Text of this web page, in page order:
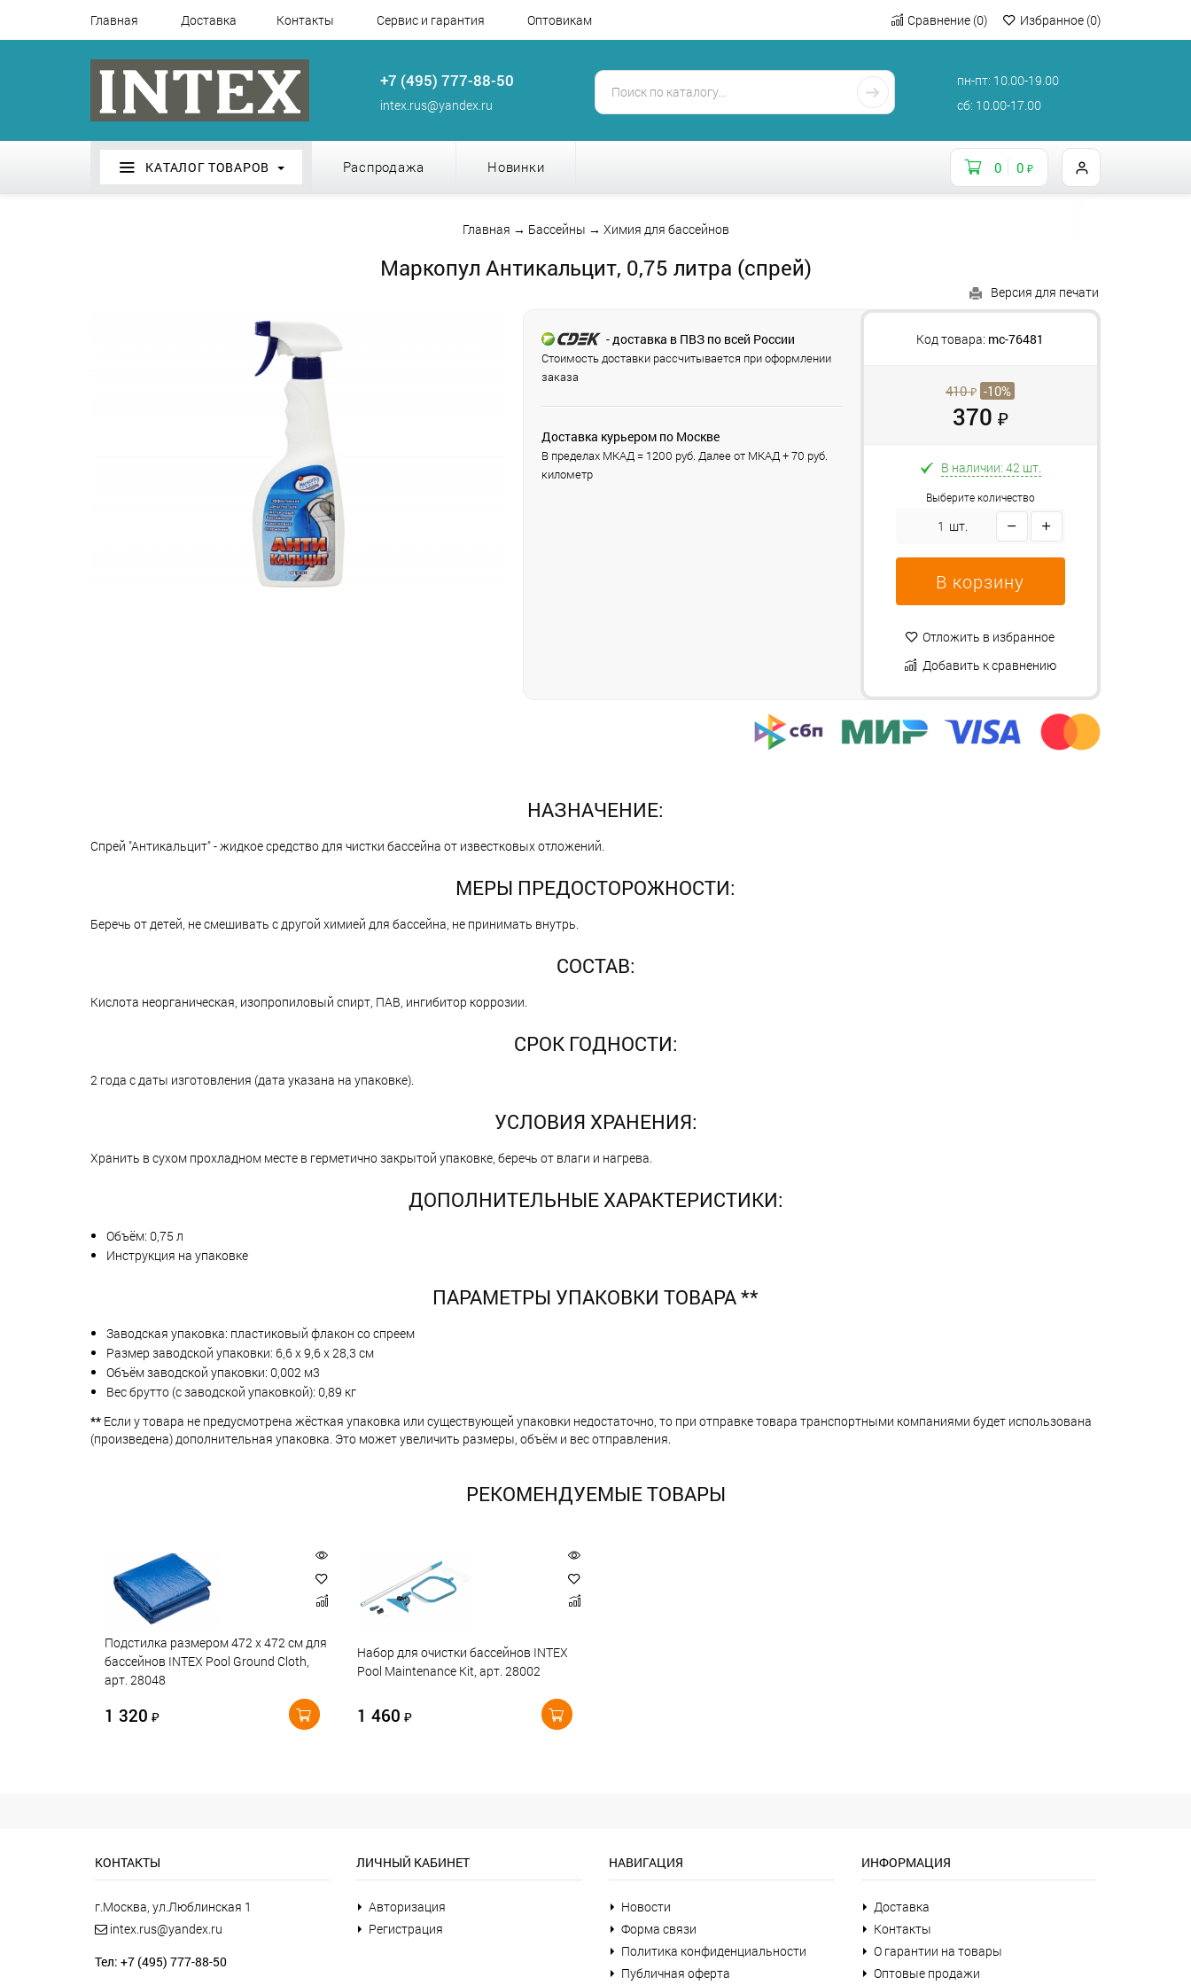
Главная Доставка Контакты Сервис и гарантия Оптовикам Сравнение (0) Избранное (0)
+7 (495) 777-88-50
intex.rus@yandex.ru
пн-пт: 10.00-19.00
сб: 10.00-17.00
КАТАЛОГ ТОВАРОВ Распродажа Новинки 0 0 ₽
Главная → Бассейны → Химия для бассейнов
Маркопул Антикальцит, 0,75 литра (спрей)
Версия для печати
Код товара: mc-76481
410 ₽ -10%
370 ₽
В наличии: 42 шт.
Выберите количество
шт.
В корзину
Отложить в избранное
Добавить к сравнению
- доставка в ПВЗ по всей России
Стоимость доставки рассчитывается при оформлении
заказа
Доставка курьером по Москве
В пределах МКАД = 1200 руб. Далее от МКАД + 70 руб.
километр
НАЗНАЧЕНИЕ:
Спрей "Антикальцит" - жидкое средство для чистки бассейна от известковых отложений.
МЕРЫ ПРЕДОСТОРОЖНОСТИ:
Беречь от детей, не смешивать с другой химией для бассейна, не принимать внутрь.
СОСТАВ:
Кислота неорганическая, изопропиловый спирт, ПАВ, ингибитор коррозии.
СРОК ГОДНОСТИ:
2 года с даты изготовления (дата указана на упаковке).
УСЛОВИЯ ХРАНЕНИЯ:
Хранить в сухом прохладном месте в герметично закрытой упаковке, беречь от влаги и нагрева.
ДОПОЛНИТЕЛЬНЫЕ ХАРАКТЕРИСТИКИ:
Объём: 0,75 л
Инструкция на упаковке
ПАРАМЕТРЫ УПАКОВКИ ТОВАРА **
Заводская упаковка: пластиковый флакон со спреем
Размер заводской упаковки: 6,6 х 9,6 х 28,3 см
Объём заводской упаковки: 0,002 м3
Вес брутто (с заводской упаковкой): 0,89 кг
** Если у товара не предусмотрена жёсткая упаковка или существующей упаковки недостаточно, то при отправке товара транспортными компаниями будет использована
(произведена) дополнительная упаковка. Это может увеличить размеры, объём и вес отправления.
РЕКОМЕНДУЕМЫЕ ТОВАРЫ
Подстилка размером 472 х 472 см для
бассейнов INTEX Pool Ground Cloth,
арт. 28048
1 320 ₽
Набор для очистки бассейнов INTEX
Pool Maintenance Kit, арт. 28002
1 460 ₽
КОНТАКТЫ
г.Москва, ул.Люблинская 1
intex.rus@yandex.ru
Тел: +7 (495) 777-88-50
ЛИЧНЫЙ КАБИНЕТ
Авторизация
Регистрация
НАВИГАЦИЯ
Новости
Форма связи
Политика конфиденциальности
Публичная оферта
ИНФОРМАЦИЯ
Доставка
Контакты
О гарантии на товары
Оптовые продажи